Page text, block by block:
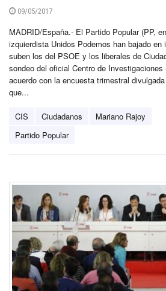
09/05/2017
MADRID/España.- El Partido Popular (PP,
izquierdista Unidos Podemos han bajado
suben los del PSOE y los liberales de
sondeo del oficial Centro de
acuerdo con la encuesta trimestral
que...
CIS Ciudadanos
Mariano Rajoy
Partido Popular